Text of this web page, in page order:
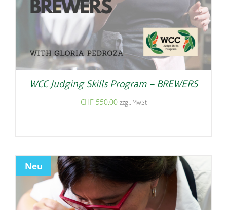
WCC Judging Skills Program – BREWERS
CHF 550.00 zzgl. MwSt
Neu